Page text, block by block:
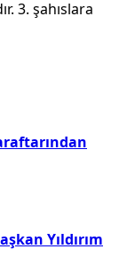
3. şahıslara
Yıldırım